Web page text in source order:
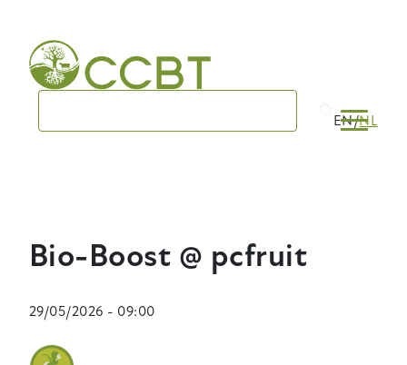
main
navigation
EN NL
Bio-Boost @ pcfruit
29/05/2026 - 09:00